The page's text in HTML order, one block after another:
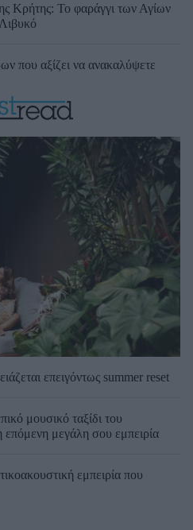
Κρήτης: Το φαράγγι των Αγίων
που αξίζει να ανακαλύψετε
επειγόντως summer reset
μουσικό ταξίδι του
επόμενη μεγάλη σου εμπειρία
εμπειρία που